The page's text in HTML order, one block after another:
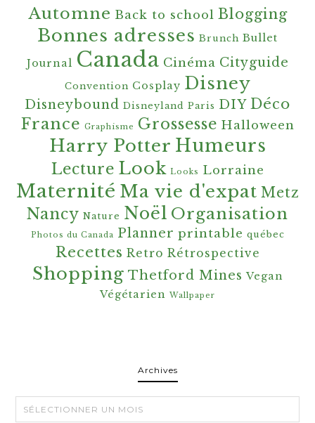
Automne Back to school Blogging
Bonnes adresses Brunch Bullet
Journal Canada Cinéma Cityguide
Convention Cosplay Disney
Disneybound Disneyland Paris DIY Déco
France Graphisme Grossesse Halloween
Harry Potter Humeurs
Lecture Look Looks Lorraine
Maternité Ma vie d'expat Metz
Nancy Nature Noël Organisation
Photos du Canada Planner printable québec
Recettes Retro Rétrospective
Shopping Thetford Mines Vegan
Végétarien
Wallpaper
ArchivesArchives